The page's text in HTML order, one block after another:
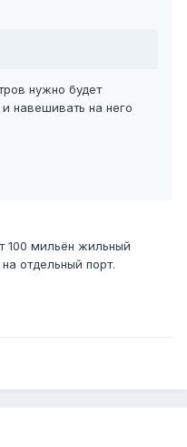
нужно будет
навешивать на него
100 мильён жильный
отдельный порт.